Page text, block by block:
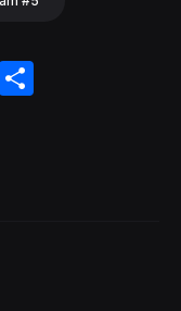
WeChat